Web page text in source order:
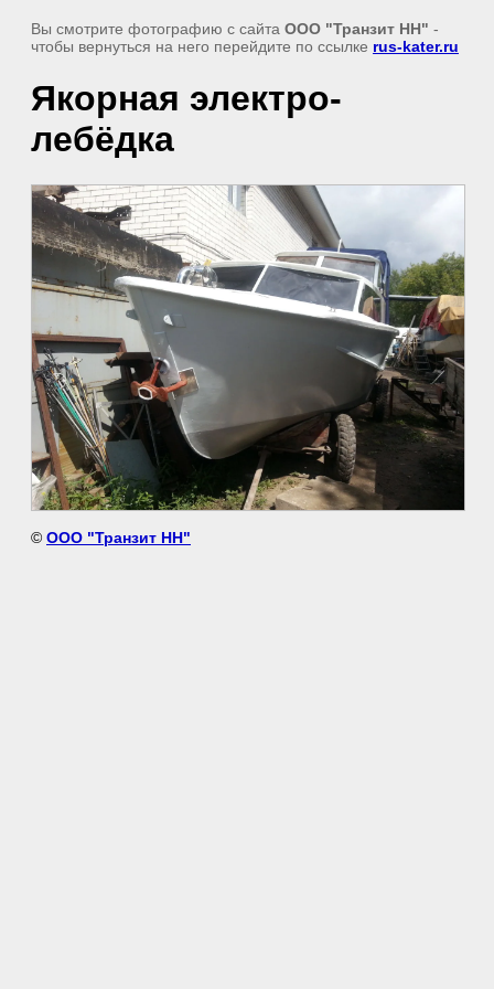
Вы смотрите фотографию с сайта ООО "Транзит НН" -
чтобы вернуться на него перейдите по ссылке rus-kater.ru
Якорная электро-
лебёдка
© ООО "Транзит НН"